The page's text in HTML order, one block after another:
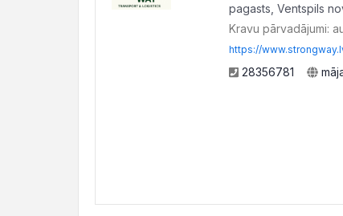
pagasts, Ventspils
Kravu pārvadājumi:
https://
28356781